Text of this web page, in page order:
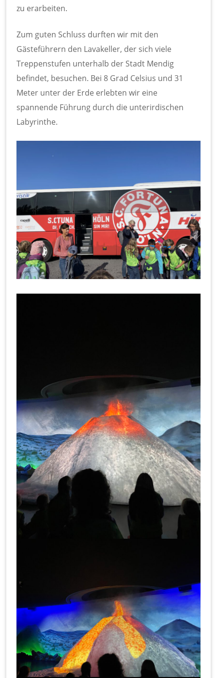
zu erarbeiten.
Zum guten Schluss durften wir mit den
Gästeführern den Lavakeller, der sich viele
Treppenstufen unterhalb der Stadt Mendig
befindet, besuchen. Bei 8 Grad Celsius und 31
Meter unter der Erde erlebten wir eine
spannende Führung durch die unterirdischen
Labyrinthe.